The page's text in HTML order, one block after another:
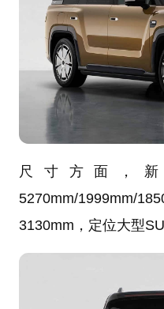
尺寸方面，
5270mm/1999mm/
3130mm，定位大型